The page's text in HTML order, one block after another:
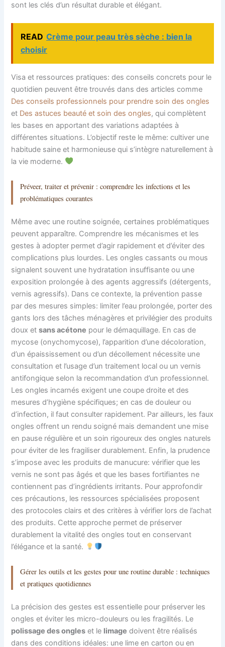
sont les clés d’un résultat durable et élégant.
READ Crème pour peau très sèche : bien la
choisir
Visa et ressources pratiques: des conseils concrets pour le
quotidien peuvent être trouvés dans des articles comme
Des conseils professionnels pour prendre soin des ongles
et Des astuces beauté et soin des ongles, qui complètent
les bases en apportant des variations adaptées à
différentes situations. L’objectif reste le même: cultiver une
habitude saine et harmonieuse qui s’intègre naturellement à
la vie moderne.
Préveer, traiter et prévenir : comprendre les infections et les
problématiques courantes
Même avec une routine soignée, certaines problématiques
peuvent apparaître. Comprendre les mécanismes et les
gestes à adopter permet d’agir rapidement et d’éviter des
complications plus lourdes. Les ongles cassants ou mous
signalent souvent une hydratation insuffisante ou une
exposition prolongée à des agents aggressifs (détergents,
vernis agressifs). Dans ce contexte, la prévention passe
par des mesures simples: limiter l’eau prolongée, porter des
gants lors des tâches ménagères et privilégier des produits
doux etsans acétone pour le démaquillage. En cas de
mycose (onychomycose), l’apparition d’une décoloration,
d’un épaississement ou d’un décollement nécessite une
consultation et l’usage d’un traitement local ou un vernis
antifongique selon la recommandation d’un professionnel.
Les ongles incarnés exigent une coupe droite et des
mesures d’hygiène spécifiques; en cas de douleur ou
d’infection, il faut consulter rapidement. Par ailleurs, les faux
ongles offrent un rendu soigné mais demandent une mise
en pause régulière et un soin rigoureux des ongles naturels
pour éviter de les fragiliser durablement. Enfin, la prudence
s’impose avec les produits de manucure: vérifier que les
vernis ne sont pas âgés et que les bases fortifiantes ne
contiennent pas d’ingrédients irritants. Pour approfondir
ces précautions, les ressources spécialisées proposent
des protocoles clairs et des critères à vérifier lors de l’achat
des produits. Cette approche permet de préserver
durablement la vitalité des ongles tout en conservant
l’élégance et la santé.
Gérer les outils et les gestes pour une routine durable : techniques
et pratiques quotidiennes
La précision des gestes est essentielle pour préserver les
ongles et éviter les micro-douleurs ou les fragilités. Le
polissage des ongles et le limage doivent être réalisés
dans des conditions idéales: une lime en carton ou en